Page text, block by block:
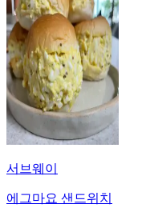
서브웨이
에그마요 샌드위치